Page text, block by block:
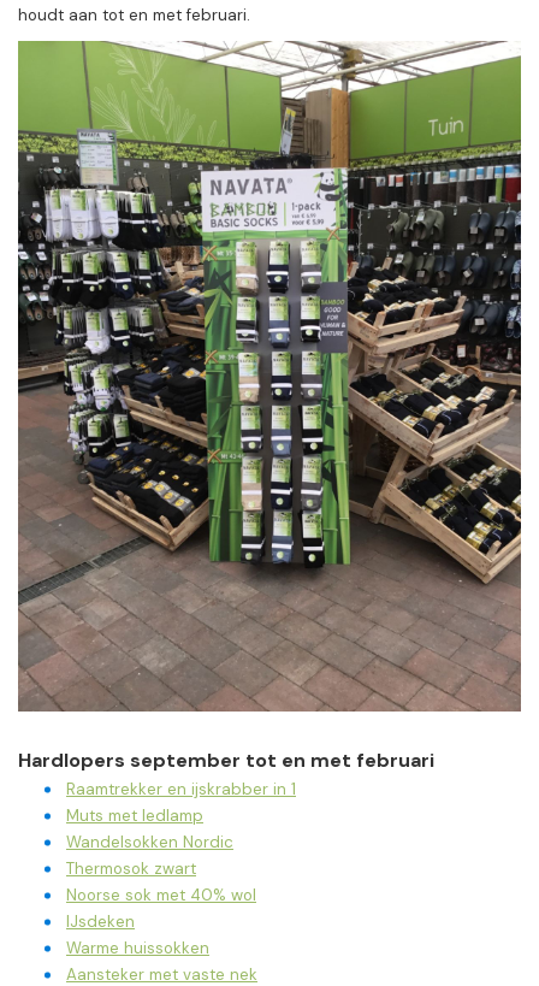
houdt aan tot en met februari.
Hardlopers september tot en met februari
Raamtrekker en ijskrabber in 1
Muts met ledlamp
Wandelsokken Nordic
Thermosok zwart
Noorse sok met 40% wol
IJsdeken
Warme huissokken
Aansteker met vaste nek